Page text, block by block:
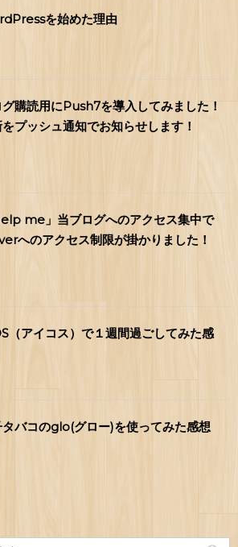
を始めた理由
グ購読用にPush7を導入してみました！
プッシュ通知でお知らせします！
me」当ブログへのアクセス集中で
へのアクセス制限が掛かりました！
（アイコス）で１週間過ごしてみた感
タバコのglo(グロー)を使ってみた感想